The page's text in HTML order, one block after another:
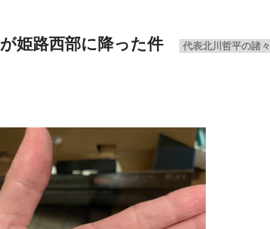
が姫路西部に降った件 代表北川哲平の諸々